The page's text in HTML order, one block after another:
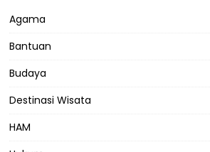
Agama
Bantuan
Budaya
Destinasi Wisata
HAM